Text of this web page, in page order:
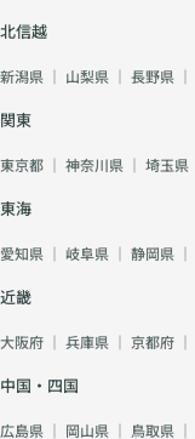
北信越
新潟県 ｜ 山梨県 ｜ 長野県 ｜
関東
東京都 ｜ 神奈川県 ｜ 埼玉県
東海
愛知県 ｜ 岐阜県 ｜ 静岡県 ｜
近畿
大阪府 ｜ 兵庫県 ｜ 京都府 ｜
中国・四国
広島県 ｜ 岡山県 ｜ 鳥取県 ｜